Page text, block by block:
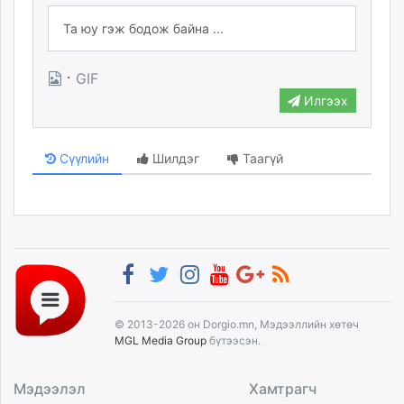
· GIF
Илгээх
Сүүлийн Шилдэг Таагүй
© 2013-2026 он Dorgio.mn, Мэдээллийн хөтөч
MGL Media Group бүтээсэн.
Мэдээлэл Хамтрагч